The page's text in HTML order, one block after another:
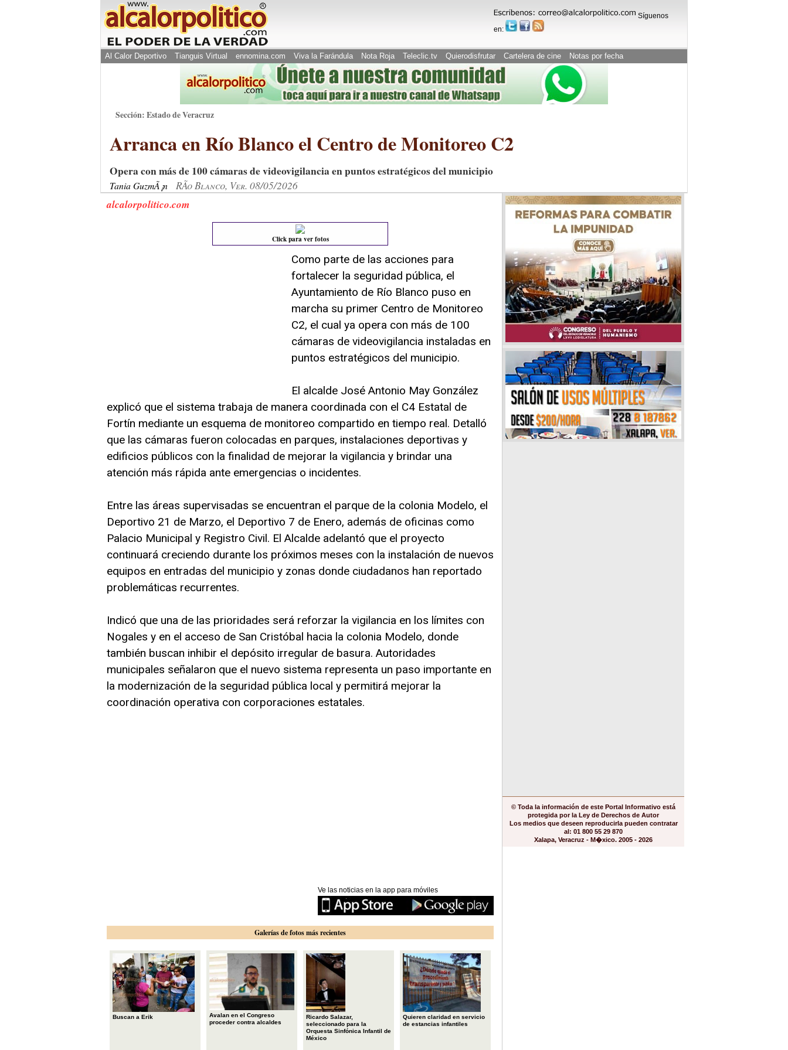
Síguenos
en:
Al Calor Deportivo Tianguis Virtual ennomina.com Viva la Farándula Nota Roja Teleclic.tv Quierodisfrutar Cartelera de cine Notas por fecha
Sección: Estado de Veracruz
Arranca en Río Blanco el Centro de Monitoreo C2
Opera con más de 100 cámaras de videovigilancia en puntos estratégicos del municipio
Tania GuzmÃ¡n RÃ­o Blanco, Ver. 08/05/2026
alcalorpolitico.com
Click para ver fotos
Como parte de las acciones para
fortalecer la seguridad pública, el
Ayuntamiento de Río Blanco puso en
marcha su primer Centro de Monitoreo
C2, el cual ya opera con más de 100
cámaras de videovigilancia instaladas en
puntos estratégicos del municipio.
El alcalde José Antonio May González
explicó que el sistema trabaja de manera coordinada con el C4 Estatal de
Fortín mediante un esquema de monitoreo compartido en tiempo real. Detalló
que las cámaras fueron colocadas en parques, instalaciones deportivas y
edificios públicos con la finalidad de mejorar la vigilancia y brindar una
atención más rápida ante emergencias o incidentes.
Entre las áreas supervisadas se encuentran el parque de la colonia Modelo, el
Deportivo 21 de Marzo, el Deportivo 7 de Enero, además de oficinas como
Palacio Municipal y Registro Civil. El Alcalde adelantó que el proyecto
continuará creciendo durante los próximos meses con la instalación de nuevos
equipos en entradas del municipio y zonas donde ciudadanos han reportado
problemáticas recurrentes.
Indicó que una de las prioridades será reforzar la vigilancia en los límites con
Nogales y en el acceso de San Cristóbal hacia la colonia Modelo, donde
también buscan inhibir el depósito irregular de basura. Autoridades
municipales señalaron que el nuevo sistema representa un paso importante en
la modernización de la seguridad pública local y permitirá mejorar la
coordinación operativa con corporaciones estatales.
Ve las noticias en la app para móviles
Galerías de fotos más recientes
Buscan a Erik
Avalan en el Congreso
proceder contra alcaldes
Ricardo Salazar,
seleccionado para la
Orquesta Sinfónica Infantil de
México
Quieren claridad en servicio
de estancias infantiles
© Toda la información de este Portal Informativo está
protegida por la Ley de Derechos de Autor
Los medios que deseen reproducirla pueden contratar
al: 01 800 55 29 870
Xalapa, Veracruz - M�xico. 2005 - 2026